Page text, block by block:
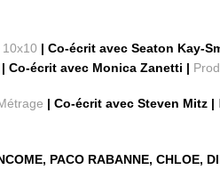
10x10 | Co-écrit avec Seaton Kay-
| Co-écrit avec Monica Zanetti |
| Co-écrit avec Steven Mitz |
PACO RABANNE, CHLOE,